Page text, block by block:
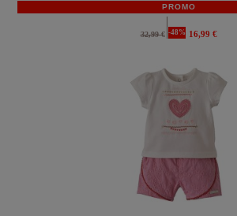
PROMO
32,99 € -48% 16,99 €